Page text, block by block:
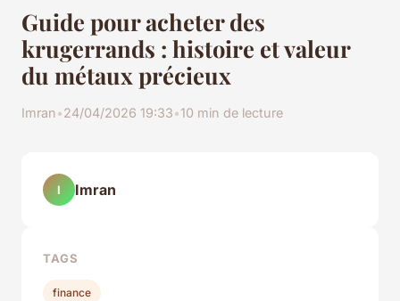
Guide pour acheter des
krugerrands : histoire et valeur
du métaux précieux
Imran•24/04/2026 19:33•10 min de lecture
I Imran
TAGS
finance